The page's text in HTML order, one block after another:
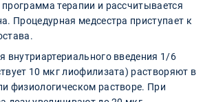
терапии и рассчитывается
Процедурная медсестра приступает к
внутриартериального введения 1/6
10 мкг лиофилизата) растворяют в
физиологическом растворе. При